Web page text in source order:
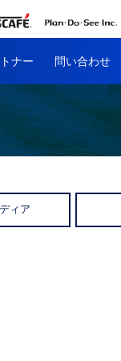
ナー 問い合わせ
ィア